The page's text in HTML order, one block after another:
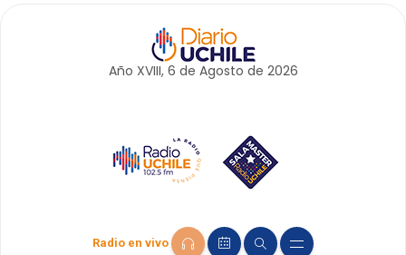
Año XVIII, 6 de Agosto de 2026
Radio en vivo